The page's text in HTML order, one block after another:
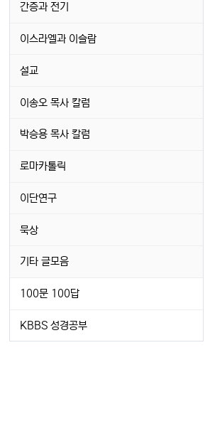
간증과 전기
이스라엘과 이슬람
설교
이송오 목사 칼럼
박승용 목사 칼럼
로마카톨릭
이단연구
묵상
기타 글모음
100문 100답
KBBS 성경공부